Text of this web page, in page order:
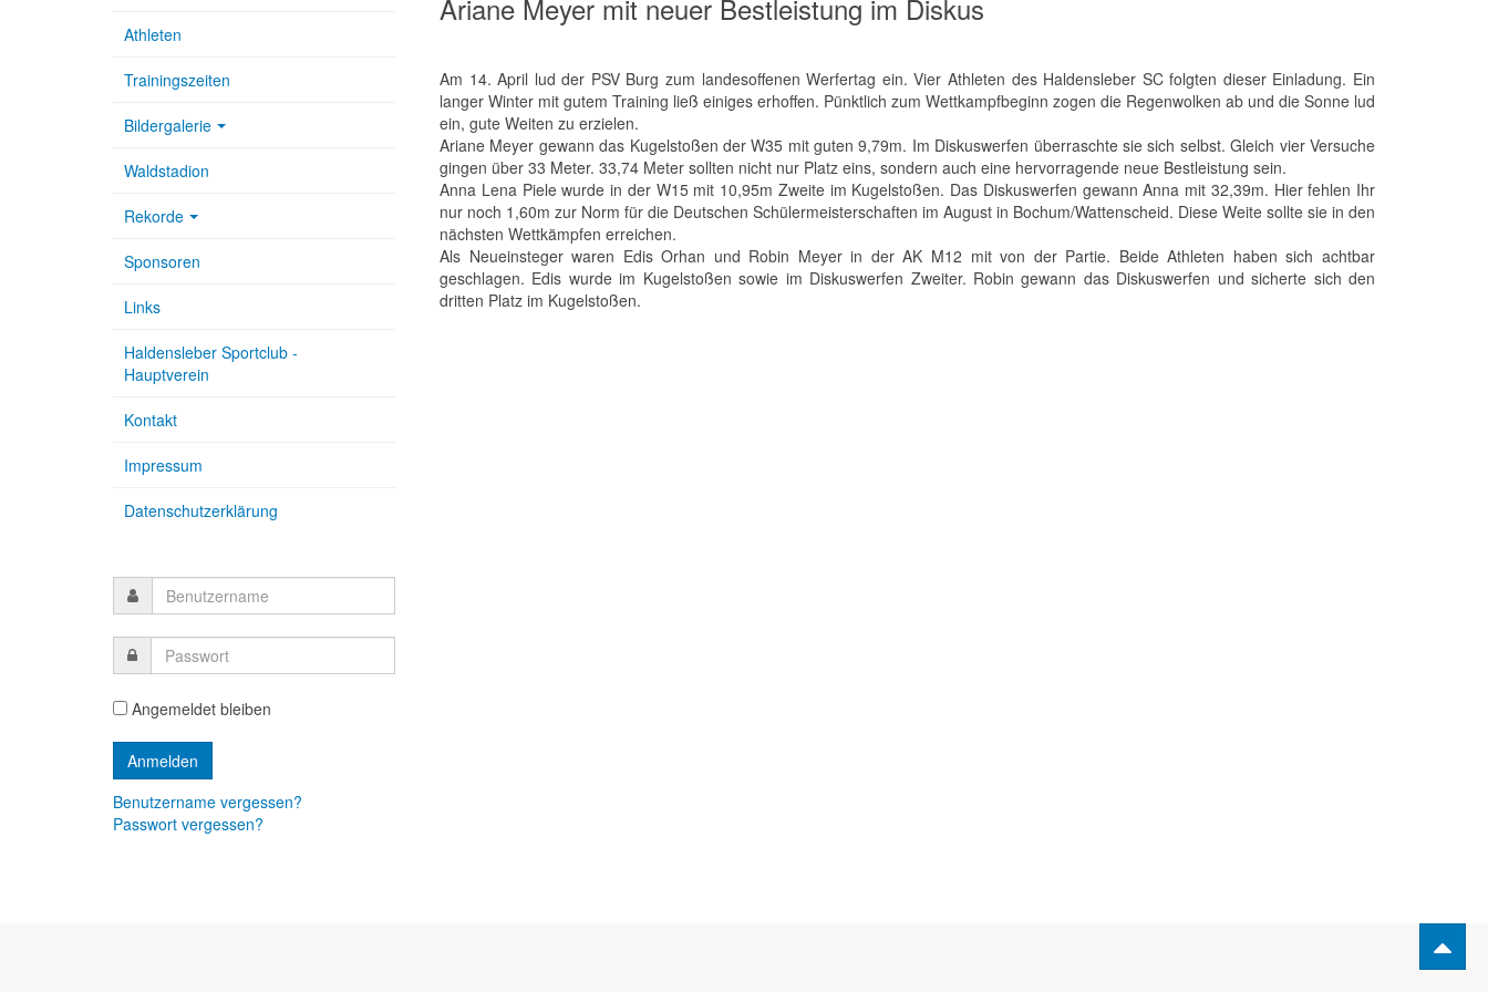
Ariane Meyer mit neuer Bestleistung im Diskus
Am 14. April lud der PSV Burg zum landesoffenen Werfertag ein. Vier Athleten des Haldensleber SC folgten dieser Einladung. Ein
langer Winter mit gutem Training ließ einiges erhoffen. Pünktlich zum Wettkampfbeginn zogen die Regenwolken ab und die Sonne lud
ein, gute Weiten zu erzielen.
Ariane Meyer gewann das Kugelstoßen der W35 mit guten 9,79m. Im Diskuswerfen überraschte sie sich selbst. Gleich vier Versuche
gingen über 33 Meter. 33,74 Meter sollten nicht nur Platz eins, sondern auch eine hervorragende neue Bestleistung sein.
Anna Lena Piele wurde in der W15 mit 10,95m Zweite im Kugelstoßen. Das Diskuswerfen gewann Anna mit 32,39m. Hier fehlen Ihr
nur noch 1,60m zur Norm für die Deutschen Schülermeisterschaften im August in Bochum/Wattenscheid. Diese Weite sollte sie in den
nächsten Wettkämpfen erreichen.
Als Neueinsteger waren Edis Orhan und Robin Meyer in der AK M12 mit von der Partie. Beide Athleten haben sich achtbar
geschlagen. Edis wurde im Kugelstoßen sowie im Diskuswerfen Zweiter. Robin gewann das Diskuswerfen und sicherte sich den
dritten Platz im Kugelstoßen.
Athleten
Trainingszeiten
Bildergalerie
Waldstadion
Rekorde
Sponsoren
Links
Haldensleber Sportclub -
Hauptverein
Kontakt
Impressum
Datenschutzerklärung
Angemeldet bleiben
Benutzername vergessen?
Passwort vergessen?